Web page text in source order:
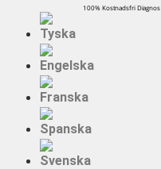
100% Kostnadsfri Diagnos